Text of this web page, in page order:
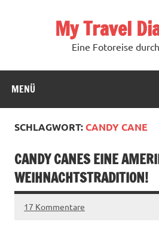
My Travel
Eine Fotoreise
MENÜ
SCHLAGWORT:CANDY CANE
CANDY CANES EINE
WEIHNACHTSTRADITION!
17 Kommentare